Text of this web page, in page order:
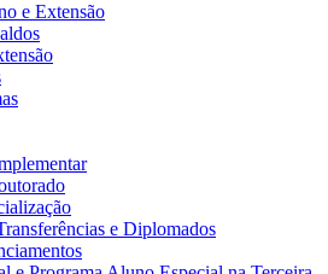
e Extensão
e Diplomados